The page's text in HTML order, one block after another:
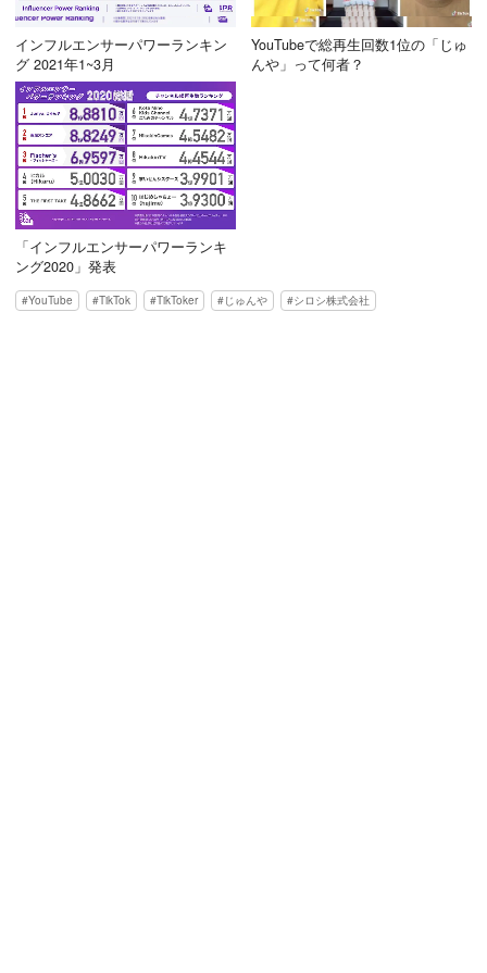
インフルエンサーパワーランキン
グ 2021年1~3月
YouTubeで総再生回数1位の「じゅ
んや」って何者？
「インフルエンサーパワーランキ
ング2020」発表
YouTube TikTok TikToker じゅんや シロシ株式会社